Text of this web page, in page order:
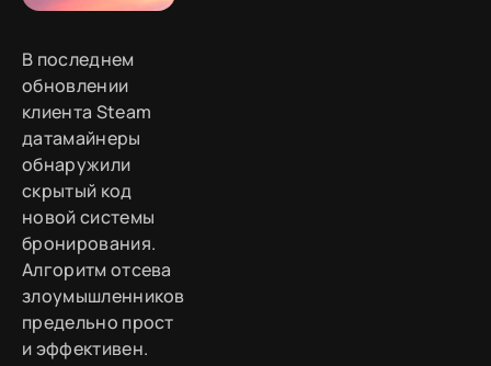
В последнем
обновлении
клиента Steam
датамайнеры
обнаружили
скрытый код
новой системы
бронирования.
Алгоритм отсева
злоумышленников
предельно прост
и эффективен.